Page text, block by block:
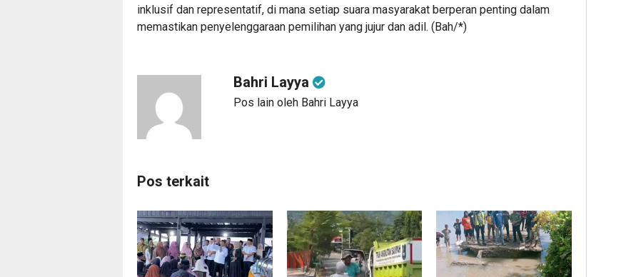
inklusif dan representatif, di mana setiap suara masyarakat berperan penting dalam
memastikan penyelenggaraan pemilihan yang jujur dan adil. (Bah/*)
Bahri Layya
Pos lain oleh Bahri Layya
Pos terkait